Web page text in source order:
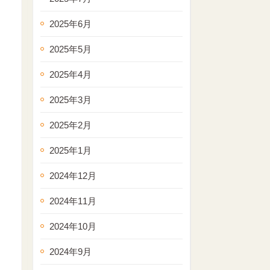
2025年6月
2025年5月
2025年4月
2025年3月
2025年2月
2025年1月
2024年12月
2024年11月
2024年10月
2024年9月